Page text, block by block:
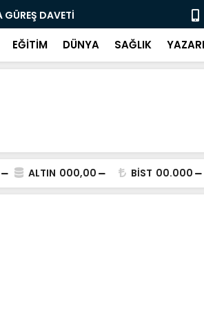
DAVETİ "Bir
EĞİTİM DÜNYA SAĞLIK
ALTIN 000,00 BİST 00.000